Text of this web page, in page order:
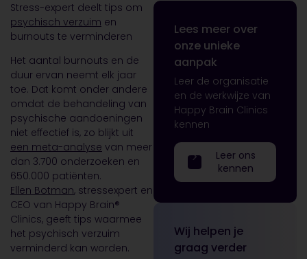
Stress-expert deelt tips om
psychisch verzuim en
burnouts te verminderen
Het aantal burnouts en de
duur ervan neemt elk jaar
toe. Dat komt onder andere
omdat de behandeling van
psychische aandoeningen
niet effectief is, zo blijkt uit
een meta-analyse van meer
dan 3.700 onderzoeken en
650.000 patiënten.
Ellen Botman, stressexpert en
CEO van Happy Brain®
Clinics, geeft tips waarmee
het psychisch verzuim
verminderd kan worden.
Lees meer over
onze unieke
aanpak
Leer de organisatie
en de werkwijze van
Happy Brain Clinics
kennen
Leer ons
kennen
Wij helpen je
graag verder